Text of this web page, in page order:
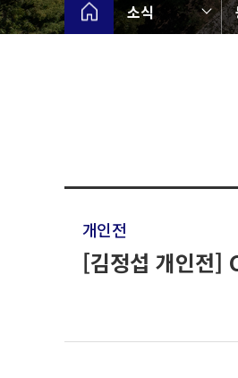
소식
개인전
[김정섭 개인